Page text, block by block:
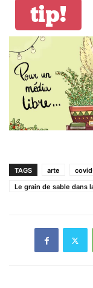
tip!
TAGS arte
Le grain de sable dans